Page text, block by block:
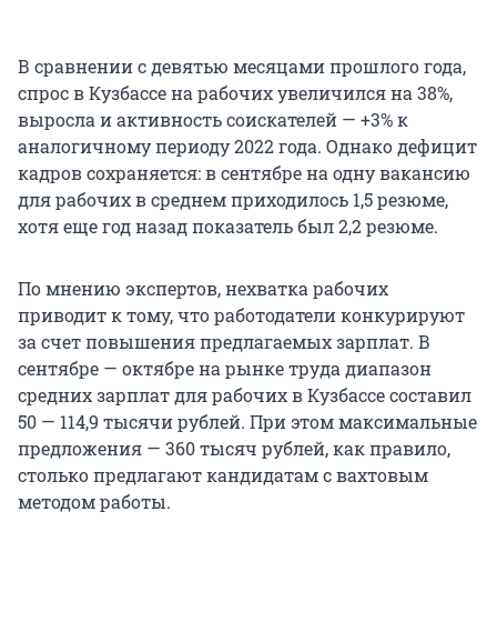
В сравнении с девятью месяцами прошлого года,
спрос в Кузбассе на рабочих увеличился на 38%,
выросла и активность соискателей — +3% к
аналогичному периоду 2022 года. Однако дефицит
кадров сохраняется: в сентябре на одну вакансию
для рабочих в среднем приходилось 1,5 резюме,
хотя еще год назад показатель был 2,2 резюме.
По мнению экспертов, нехватка рабочих
приводит к тому, что работодатели конкурируют
за счет повышения предлагаемых зарплат. В
сентябре — октябре на рынке труда диапазон
средних зарплат для рабочих в Кузбассе составил
50 — 114,9 тысячи рублей. При этом максимальные
предложения — 360 тысяч рублей, как правило,
столько предлагают кандидатам с вахтовым
методом работы.